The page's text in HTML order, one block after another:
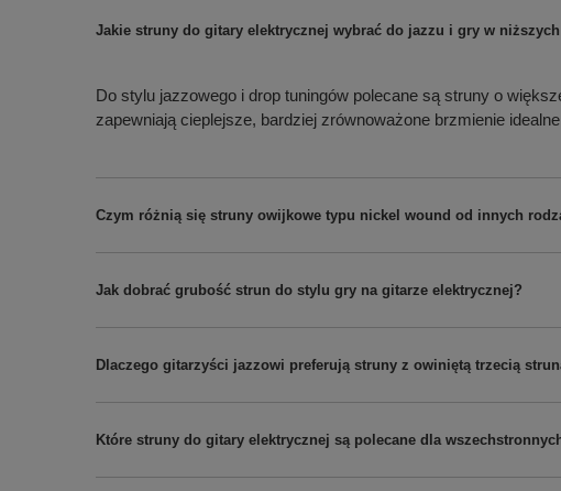
Jakie struny do gitary elektrycznej wybrać do jazzu i gry w
Do stylu jazzowego i drop tuningów polecane są struny o
zapewniają cieplejsze, bardziej zrównoważone brzmienie
Czym różnią się struny owijkowe typu nickel wound od innych
Jak dobrać grubość strun do stylu gry na gitarze elektrycznej?
Dlaczego gitarzyści jazzowi preferują struny z owiniętą trzecią
Które struny do gitary elektrycznej są polecane dla